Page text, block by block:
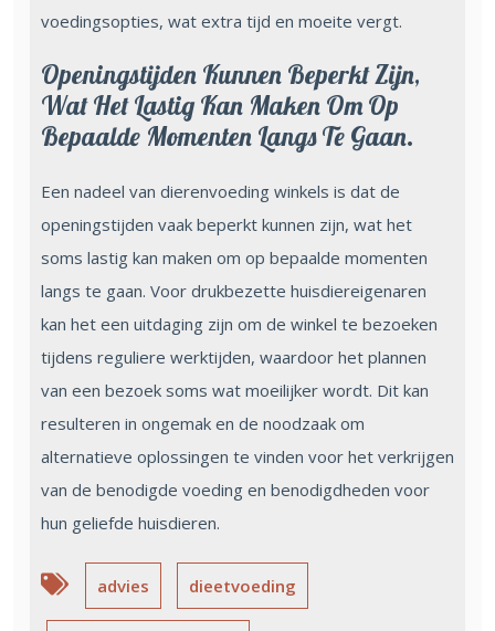
voedingsopties, wat extra tijd en moeite vergt.
Openingstijden Kunnen Beperkt Zijn,
Wat Het Lastig Kan Maken Om Op
Bepaalde Momenten Langs Te Gaan.
Een nadeel van dierenvoeding winkels is dat de
openingstijden vaak beperkt kunnen zijn, wat het
soms lastig kan maken om op bepaalde momenten
langs te gaan. Voor drukbezette huisdiereigenaren
kan het een uitdaging zijn om de winkel te bezoeken
tijdens reguliere werktijden, waardoor het plannen
van een bezoek soms wat moeilijker wordt. Dit kan
resulteren in ongemak en de noodzaak om
alternatieve oplossingen te vinden voor het verkrijgen
van de benodigde voeding en benodigdheden voor
hun geliefde huisdieren.
advies dieetvoeding